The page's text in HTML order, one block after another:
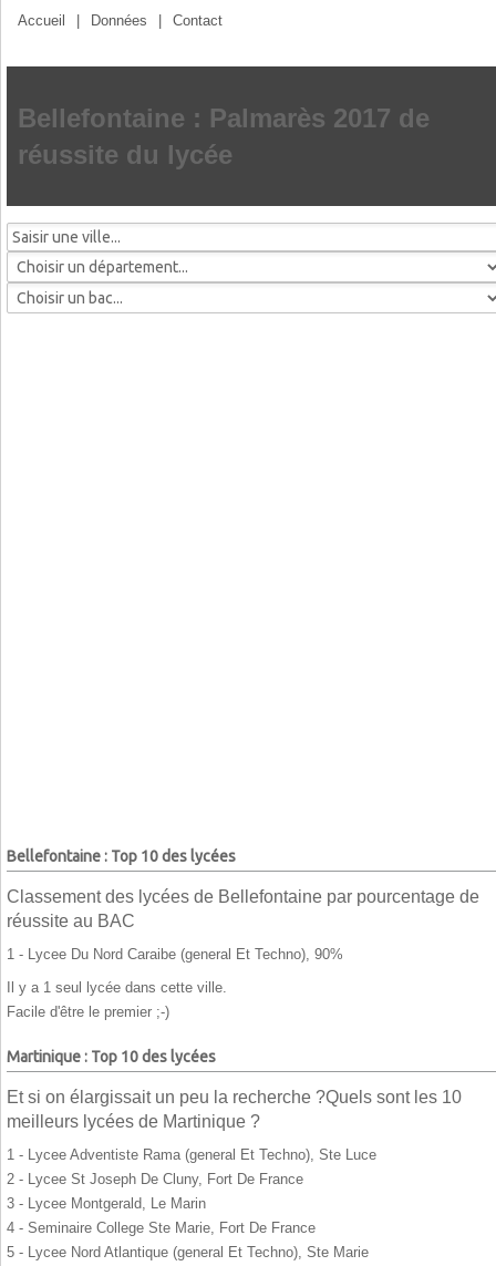
Accueil Données Contact
Bellefontaine : Palmarès 2017 de
réussite du lycée
Bellefontaine : Top 10 des lycées
Classement des lycées de Bellefontaine par pourcentage de
réussite au BAC
1 - Lycee Du Nord Caraibe (general Et Techno), 90%
Il y a 1 seul lycée dans cette ville.
Facile d'être le premier ;-)
Martinique : Top 10 des lycées
Et si on élargissait un peu la recherche ?Quels sont les 10
meilleurs lycées de Martinique ?
1 - Lycee Adventiste Rama (general Et Techno), Ste Luce
2 - Lycee St Joseph De Cluny, Fort De France
3 - Lycee Montgerald, Le Marin
4 - Seminaire College Ste Marie, Fort De France
5 - Lycee Nord Atlantique (general Et Techno), Ste Marie